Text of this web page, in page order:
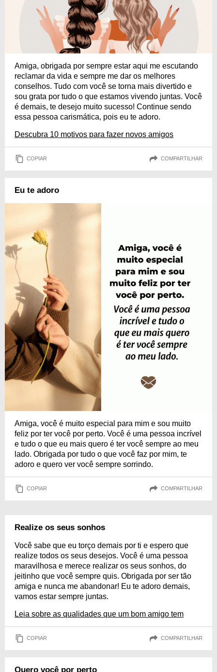
Amiga, obrigada por sempre estar aqui me escutando
reclamar da vida e sempre me dar os melhores
conselhos. Tudo com você se torna mais divertido e
sou grata por tudo o que estamos vivendo juntas. Você
é demais, te desejo muito sucesso! Continue sendo
essa pessoa carismática, pois eu te adoro.
Descubra 10 motivos para fazer novos amigos
COPIAR COMPARTILHAR
Eu te adoro
Amiga, você é muito especial para mim e sou muito
feliz por ter você por perto. Você é uma pessoa incrível
e tudo o que eu mais quero é ter você sempre ao meu
lado. Obrigada por tudo o que você faz por mim, te
adoro e quero ver você sempre sorrindo.
COPIAR COMPARTILHAR
Realize os seus sonhos
Você sabe que eu torço demais por ti e espero que
realize todos os seus desejos. Você é uma pessoa
maravilhosa e merece realizar os seus sonhos, do
jeitinho que você sempre quis. Obrigada por ser tão
amiga e nunca me abandonar! Eu te adoro demais,
vamos estar sempre juntas.
Leia sobre as qualidades que um bom amigo tem
COPIAR COMPARTILHAR
Quero você por perto